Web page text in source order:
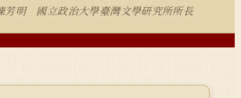
芳明 國立政治大學臺灣文學研究所所長